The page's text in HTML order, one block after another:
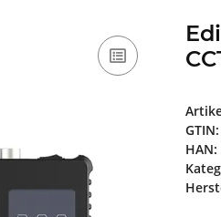
GTIN:
HAN: